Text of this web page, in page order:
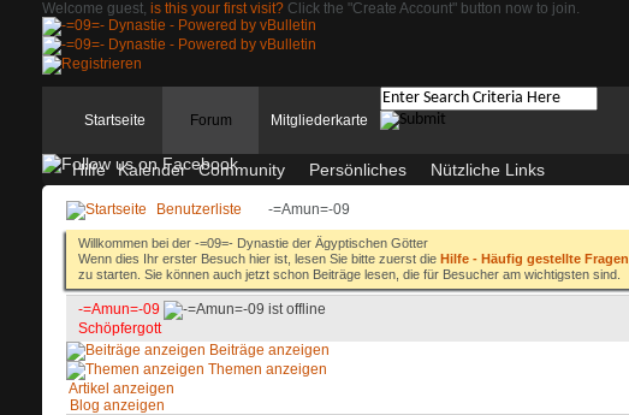
Welcome guest, is this your first visit? Click the "Create Account" button now to join.
Startseite Forum
Hilfe Kalender Community Persönliches Nützliche Links
Mitgliederkarte
Benutzerliste -=Amun=-09
Willkommen bei der -=09=- Dynastie der Ägyptischen Götter
Wenn dies Ihr erster Besuch hier ist, lesen Sie bitte zuerst die Hilfe - Häufig gestellte Fragen
zu starten. Sie können auch jetzt schon Beiträge lesen, die für Besucher am wichtigsten sind.
-=Amun=-09
Schöpfergott
Beiträge anzeigen
Themen anzeigen
Artikel anzeigen
Blog anzeigen